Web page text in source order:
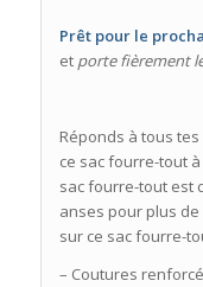
Prêt pour le
et porte fièrement
Réponds à tous
ce sac fourre-tout
sac fourre-tout est
anses pour plus
sur ce sac fourre-
– Coutures